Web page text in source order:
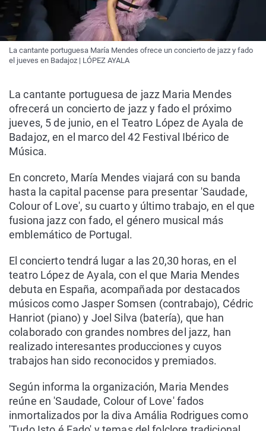
La cantante portuguesa María Mendes ofrece un concierto de jazz y fado
el jueves en Badajoz | LÓPEZ AYALA
La cantante portuguesa de jazz Maria Mendes
ofrecerá un concierto de jazz y fado el próximo
jueves, 5 de junio, en el Teatro López de Ayala de
Badajoz, en el marco del 42 Festival Ibérico de
Música.
En concreto, María Mendes viajará con su banda
hasta la capital pacense para presentar 'Saudade,
Colour of Love', su cuarto y último trabajo, en el que
fusiona jazz con fado, el género musical más
emblemático de Portugal.
El concierto tendrá lugar a las 20,30 horas, en el
teatro López de Ayala, con el que Maria Mendes
debuta en España, acompañada por destacados
músicos como Jasper Somsen (contrabajo), Cédric
Hanriot (piano) y Joel Silva (batería), que han
colaborado con grandes nombres del jazz, han
realizado interesantes producciones y cuyos
trabajos han sido reconocidos y premiados.
Según informa la organización, Maria Mendes
reúne en 'Saudade, Colour of Love' fados
inmortalizados por la diva Amália Rodrigues como